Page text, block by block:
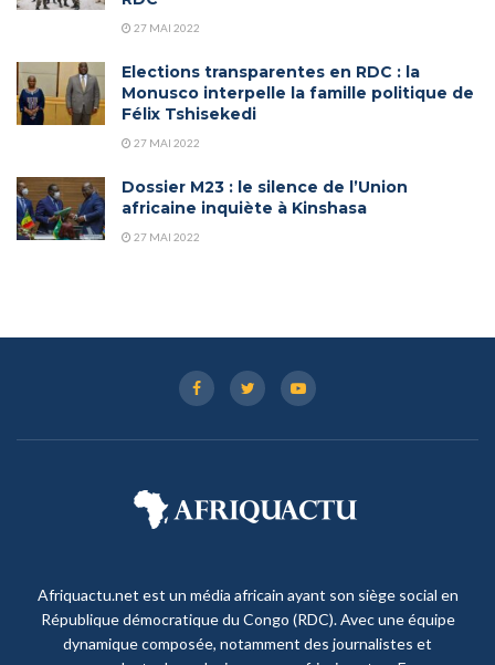
27 MAI 2022
Elections transparentes en RDC : la
Monusco interpelle la famille politique de
Félix Tshisekedi
27 MAI 2022
Dossier M23 : le silence de l’Union
africaine inquiète à Kinshasa
27 MAI 2022
Afriquactu.net est un média africain ayant son siège social en
République démocratique du Congo (RDC). Avec une équipe
dynamique composée, notamment des journalistes et